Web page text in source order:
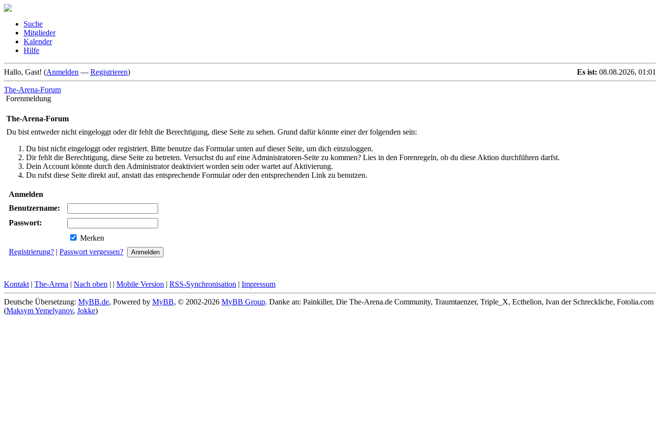
Suche
Mitglieder
Kalender
Hilfe
Es ist: 08.08.2026, 01:01
Hallo, Gast! (Anmelden — Registrieren)
The-Arena-Forum
Forenmeldung
The-Arena-Forum
Du bist entweder nicht eingeloggt oder dir fehlt die Berechtigung, diese Seite zu sehen. Grund dafür könnte einer der folgenden sein:
Du bist nicht eingeloggt oder registriert. Bitte benutze das Formular unten auf dieser Seite, um dich einzuloggen.
Dir fehlt die Berechtigung, diese Seite zu betreten. Versuchst du auf eine Administratoren-Seite zu kommen? Lies in den Forenregeln, ob du diese Aktion durchführen darfst.
Dein Account könnte durch den Administrator deaktiviert worden sein oder wartet auf Aktivierung.
Du rufst diese Seite direkt auf, anstatt das entsprechende Formular oder den entsprechenden Link zu benutzen.
Anmelden
Benutzername:
Passwort:
Merken
Registrierung? | Passwort vergessen?
Kontakt | The-Arena | Nach oben | | Mobile Version | RSS-Synchronisation | Impressum
Deutsche Übersetzung: MyBB.de, Powered by MyBB, © 2002-2026 MyBB Group. Danke an: Painkiller, Die The-Arena.de Community, Traumtaenzer, Triple_X, Ecthelion, Ivan der Schreckliche, Fotolia.com
(Maksym Yemelyanov, Jokke)